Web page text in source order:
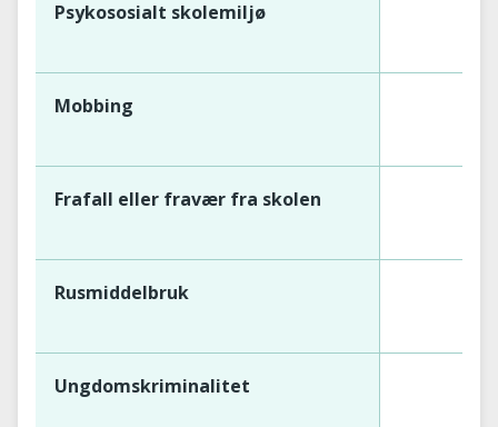
Psykososialt skolemiljø
Mobbing
Frafall eller fravær fra skolen
Rusmiddelbruk
Ungdomskriminalitet